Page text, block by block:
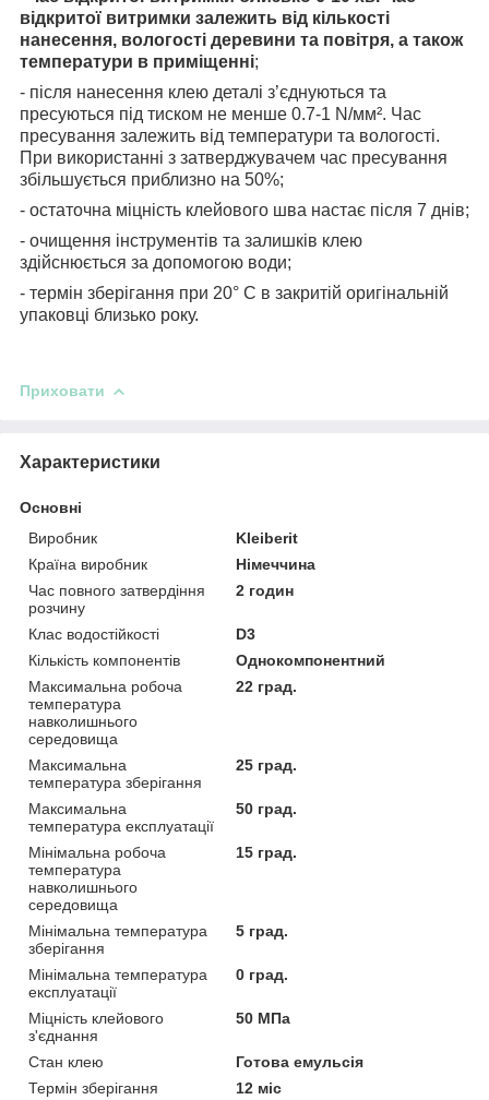
відкритої витримки залежить від кількості
нанесення, вологості деревини та повітря, а також
температури в приміщенні;
- після нанесення клею деталі з’єднуються та
пресуються під тиском не менше 0.7-1 N/мм². Час
пресування залежить від температури та вологості.
При використанні з затверджувачем час пресування
збільшується приблизно на 50%;
- остаточна міцність клейового шва настає після 7 днів;
- очищення інструментів та залишків клею
здійснюється за допомогою води;
- термін зберігання при 20° C в закритій оригінальній
упаковці близько року.
Приховати
Характеристики
Основні
Виробник
Kleiberit
Країна виробник
Німеччина
Час повного затвердіння
розчину
2 годин
Клас водостійкості
D3
Кількість компонентів
Однокомпонентний
Максимальна робоча
температура
навколишнього
середовища
22 град.
Максимальна
температура зберігання
25 град.
Максимальна
температура експлуатації
50 град.
Мінімальна робоча
температура
навколишнього
середовища
15 град.
Мінімальна температура
зберігання
5 град.
Мінімальна температура
експлуатації
0 град.
Міцність клейового
з'єднання
50 МПа
Стан клею
Готова емульсія
Термін зберігання
12 міс